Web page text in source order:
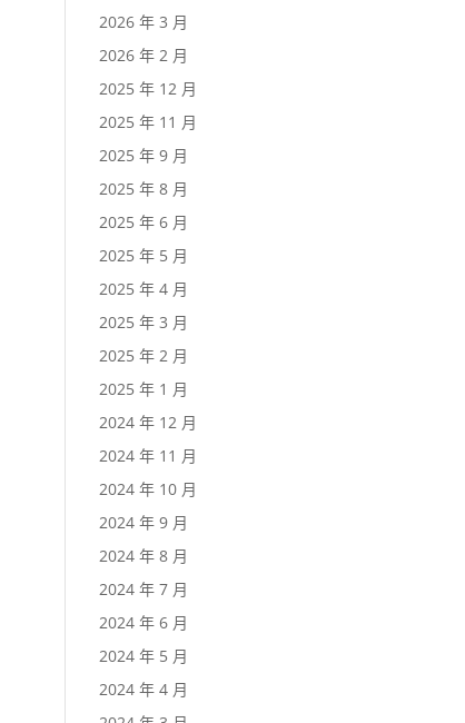
2026 年 3 月
2026 年 2 月
2025 年 12 月
2025 年 11 月
2025 年 9 月
2025 年 8 月
2025 年 6 月
2025 年 5 月
2025 年 4 月
2025 年 3 月
2025 年 2 月
2025 年 1 月
2024 年 12 月
2024 年 11 月
2024 年 10 月
2024 年 9 月
2024 年 8 月
2024 年 7 月
2024 年 6 月
2024 年 5 月
2024 年 4 月